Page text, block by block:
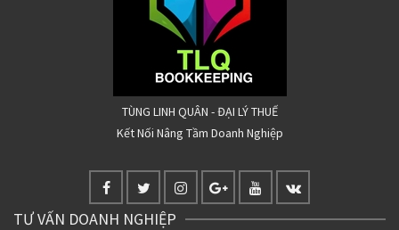
TÙNG LINH QUÂN - ĐẠI LÝ THUẾ
Kết Nối Nâng Tầm Doanh Nghiệp
TƯ VẤN DOANH NGHIỆP